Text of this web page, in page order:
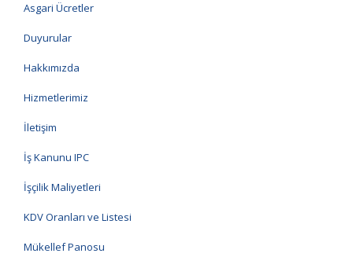
Asgari Ücretler
Duyurular
Hakkımızda
Hizmetlerimiz
İletişim
İş Kanunu IPC
İşçilik Maliyetleri
KDV Oranları ve Listesi
Mükellef Panosu